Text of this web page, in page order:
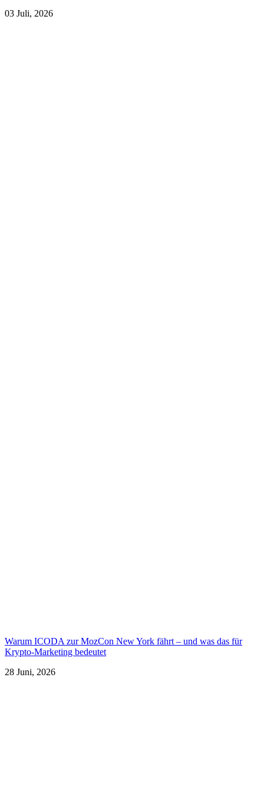
03 Juli, 2026
Warum ICODA zur MozCon New York fährt – und was das für
Krypto-Marketing bedeutet
28 Juni, 2026